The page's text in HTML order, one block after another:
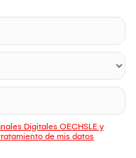
Digitales OECHSLE y
de mis datos